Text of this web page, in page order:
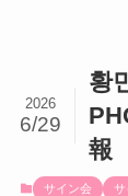
황
報
2026
6/29
サイン会